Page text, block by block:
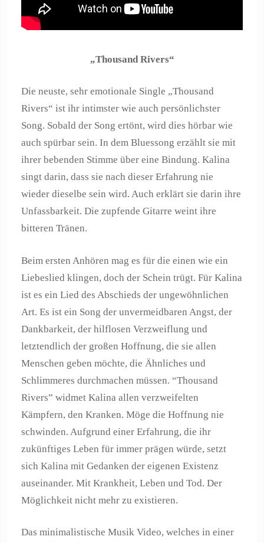
„Thousand Rivers“
Die neuste, sehr emotionale Single „Thousand
Rivers“ ist ihr intimster wie auch persönlichster
Song. Sobald der Song ertönt, wird dies hörbar wie
auch spürbar sein. In dem Bluessong erzählt sie mit
ihrer bebenden Stimme über eine Bindung. Kalina
singt darin, dass sie nach dieser Erfahrung nie
wieder dieselbe sein wird. Auch erklärt sie darin ihre
Unfassbarkeit. Die zupfende Gitarre weint ihre
bitteren Tränen.
Beim ersten Anhören mag es für die einen wie ein
Liebeslied klingen, doch der Schein trügt. Für Kalina
ist es ein Lied des Abschieds der ungewöhnlichen
Art. Es ist ein Song der unvermeidbaren Angst, der
Dankbarkeit, der hilflosen Verzweiflung und
letztendlich der großen Hoffnung, die sie allen
Menschen geben möchte, die Ähnliches und
Schlimmeres durchmachen müssen. “Thousand
Rivers” widmet Kalina allen verzweifelten
Kämpfern, den Kranken. Möge die Hoffnung nie
schwinden. Aufgrund einer Erfahrung, die ihr
zukünftiges Leben für immer prägen würde, setzt
sich Kalina mit Gedanken der eigenen Existenz
auseinander. Mit Krankheit, Leben und Tod. Der
Möglichkeit nicht mehr zu existieren.
Das minimalistische Musik Video, welches in einer